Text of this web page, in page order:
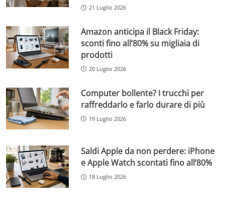
21 Luglio 2026
Amazon anticipa il Black Friday:
sconti fino all’80% su migliaia di
prodotti
20 Luglio 2026
Computer bollente? I trucchi per
raffreddarlo e farlo durare di più
19 Luglio 2026
Saldi Apple da non perdere: iPhone
e Apple Watch scontati fino all’80%
18 Luglio 2026